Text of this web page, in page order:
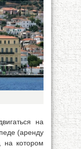
на
(аренду
на котором